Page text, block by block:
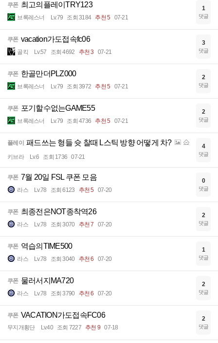
쿠폰 최고의플레이TRY123
브록레스너 Lv.79 조회 3184 추천 5 07-21
1
댓글
쿠폰 vacation가도접속fc06
골킥 Lv.57 조회 4692 추천 3 07-21
3
댓글
쿠폰 한골만더PLZ000
브록레스너 Lv.79 조회 3972 추천 5 07-21
2
댓글
쿠폰 포기할수없는GAME55
브록레스너 Lv.79 조회 4736 추천 5 07-21
2
댓글
플레이 패드쓰는 형들 슛 찰때 L스틱 방향 어떻게 차?
키브라 Lv.6 조회 1736 07-21
4
댓글
쿠폰 7월 20일 FSL 쿠폰 모음
라스 Lv.78 조회 6123 추천 5 07-20
0
댓글
쿠폰 최종전은NOT종착역26
라스 Lv.78 조회 3070 추천 7 07-20
2
댓글
쿠폰 역습의TIME500
라스 Lv.78 조회 3040 추천 6 07-20
1
댓글
쿠폰 물러서지MA720
라스 Lv.78 조회 3790 추천 6 07-20
2
댓글
쿠폰 VACATION가도접속FC06
무지개횡단 Lv.40 조회 7227 추천 9 07-18
2
댓글